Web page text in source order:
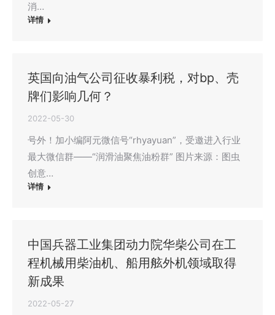
消…
详情
英国向油气公司征收暴利税，对bp、壳
牌们影响几何？
2022-05-30
号外！加小编阿元微信号“rhyayuan”，受邀进入行业
最大微信群——“润滑油聚焦油粉群” 图片来源：图虫
创意…
详情
中国兵器工业集团动力院华柴公司在工
程机械用柴油机、船用舷外机领域取得
新成果
2022-05-27